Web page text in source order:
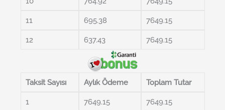
11 695.38 7649.15
12 637.43 7649.15
Taksit Sayısı Aylık Ödeme Toplam Tutar
1 7649.15 7649.15